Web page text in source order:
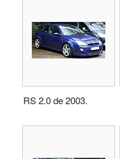
RS 2.0 de 2003.